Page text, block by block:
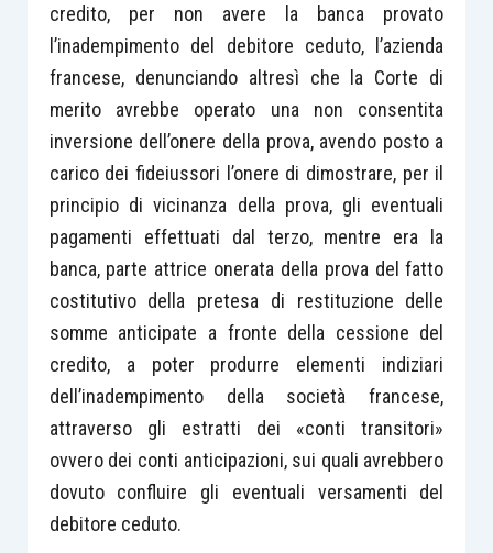
credito, per non avere la banca provato
l’inadempimento del debitore ceduto, l’azienda
francese, denunciando altresì che la Corte di
merito avrebbe operato una non consentita
inversione dell’onere della prova, avendo posto a
carico dei fideiussori l’onere di dimostrare, per il
principio di vicinanza della prova, gli eventuali
pagamenti effettuati dal terzo, mentre era la
banca, parte attrice onerata della prova del fatto
costitutivo della pretesa di restituzione delle
somme anticipate a fronte della cessione del
credito, a poter produrre elementi indiziari
dell’inadempimento della società francese,
attraverso gli estratti dei «conti transitori»
ovvero dei conti anticipazioni, sui quali avrebbero
dovuto confluire gli eventuali versamenti del
debitore ceduto.